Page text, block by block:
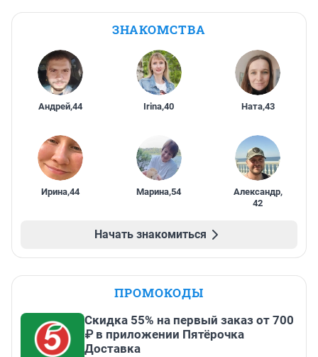
ЗНАКОМСТВА
Андрей,44 Irina,40 Ната,43
Ирина,44 Марина,54 Александр,
42
Начать знакомиться
ПРОМОКОДЫ
Скидка 55% на первый заказ от 700
₽ в приложении Пятёрочка
Доставка